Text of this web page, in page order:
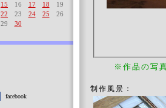
※作品の写
制作風景：
15 16 17 18
19
22 23 24 25
26
29 30
facebook